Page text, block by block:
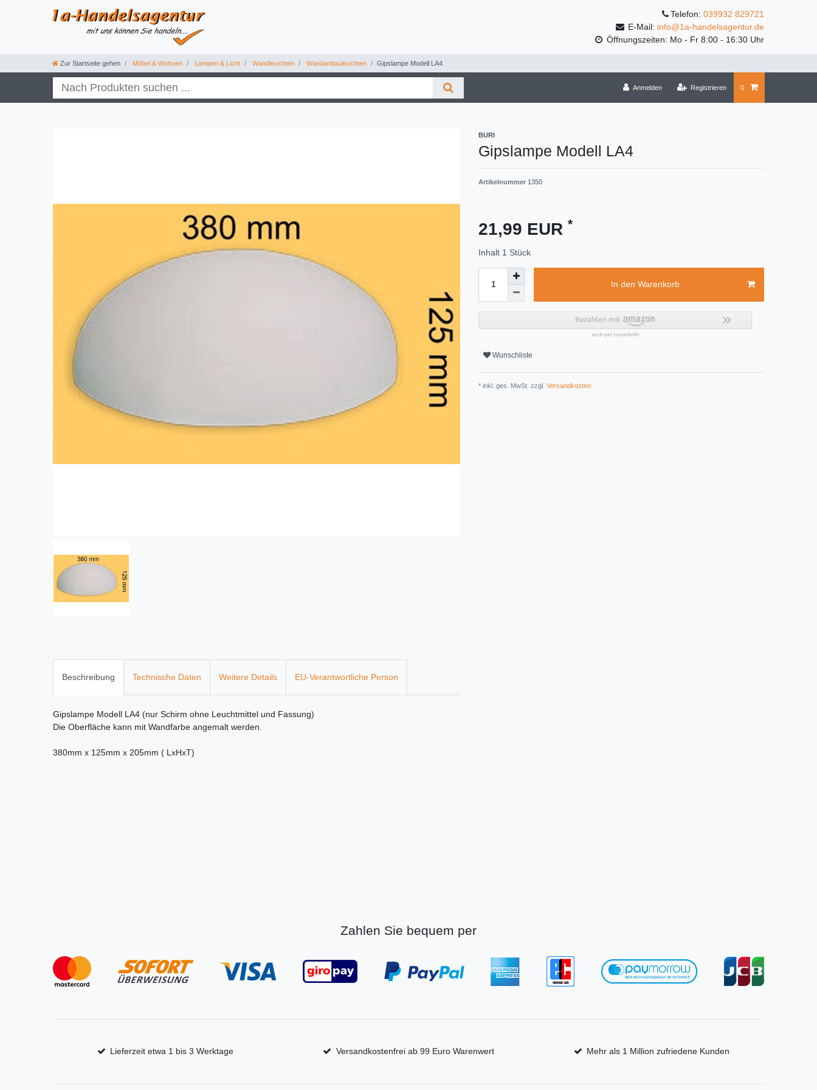
Telefon: 039932 829721
E-Mail: info@1a-handelsagentur.de
Öffnungszeiten: Mo - Fr 8:00 - 16:30 Uhr
Zur Startseite gehen Möbel & Wohnen Lampen & Licht Wandleuchten Wandanbauleuchten Gipslampe Modell LA4
Anmelden Registrieren 0
BURI
Gipslampe Modell LA4
Artikelnummer 1350
21,99 EUR *
Inhalt 1 Stück
In den Warenkorb
Wunschliste
* inkl. ges. MwSt. zzgl. Versandkosten
Beschreibung Technische Daten Weitere Details EU-Verantwortliche Person
Gipslampe Modell LA4 (nur Schirm ohne Leuchtmittel und Fassung)
Die Oberfläche kann mit Wandfarbe angemalt werden.
380mm x 125mm x 205mm ( LxHxT)
Zahlen Sie bequem per
Lieferzeit etwa 1 bis 3 Werktage Versandkostenfrei ab 99 Euro Warenwert Mehr als 1 Million zufriedene Kunden